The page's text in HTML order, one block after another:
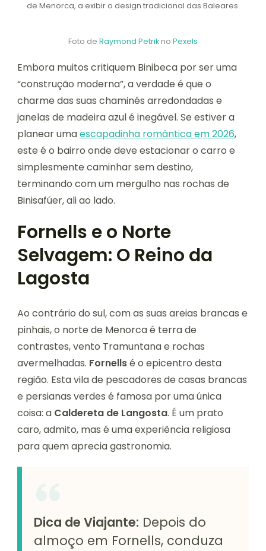
de Menorca, a exibir o design tradicional das Baleares.
Foto de Raymond Petrik no Pexels
Embora muitos critiquem Binibeca por ser uma
“construção moderna”, a verdade é que o
charme das suas chaminés arredondadas e
janelas de madeira azul é inegável. Se estiver a
planear umaescapadinha romântica em 2026,
este é o bairro onde deve estacionar o carro e
simplesmente caminhar sem destino,
terminando com um mergulho nas rochas de
Binisafúer, ali ao lado.
Fornells e o Norte
Selvagem: O Reino da
Lagosta
Ao contrário do sul, com as suas areias brancas e
pinhais, o norte de Menorca é terra de
contrastes, vento Tramuntana e rochas
avermelhadas. Fornellsé o epicentro desta
região. Esta vila de pescadores de casas brancas
e persianas verdes é famosa por uma única
coisa: a Caldereta de Langosta. É um prato
caro, admito, mas é uma experiência religiosa
para quem aprecia gastronomia.
Dica de Viajante: Depois do
almoço em Fornells, conduza